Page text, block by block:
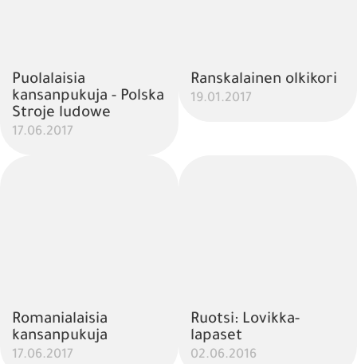
Puolalaisia
kansanpukuja - Polska
Stroje ludowe
17.06.2017
Ranskalainen olkikori
19.01.2017
Romanialaisia
kansanpukuja
17.06.2017
Ruotsi: Lovikka-
lapaset
02.06.2016